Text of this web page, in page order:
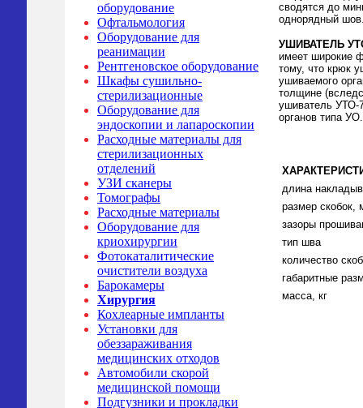
оборудование
Офтальмология
Оборудование для
реанимации
Рентгеновское оборудование
Шкафы сушильно-
стерилизационные
Оборудование для
эндоскопии и лапароскопии
Расходные материалы для
стерилизационных
отделений
УЗИ сканеры
Томографы
Расходные материалы
Оборудование для
криохирургии
Фотокаталитические
очистители воздуха
Барокамеры
Хирургия
Кохлеарные импланты
Установки для
обеззараживания
медицинских отходов
Автомобили скорой
медицинской помощи
Подгузники и прокладки
сводятся до
однорядный
УШИВАТЕЛЬ
имеет широкие
тому, что крюк
ушиваемого
толщине
ушиватель УТО-
органов типа УО.
длина
размер скобок,
зазоры
тип шва
количество
габаритные
масса, кг